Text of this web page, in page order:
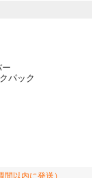
パック
以内に発送）